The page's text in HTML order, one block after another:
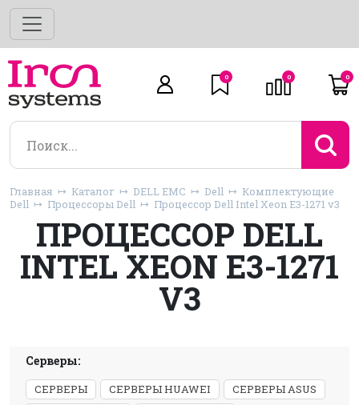
0 0 0
Главная Каталог DELL EMC Dell
Комплектующие
Dell
Процессоры Dell Процессор Dell Intel Xeon E3-1271 v3
ПРОЦЕССОР DELL
INTEL XEON E3-1271
V3
Серверы:
СЕРВЕРЫ СЕРВЕРЫ HUAWEI
СЕРВЕРЫ ASUS